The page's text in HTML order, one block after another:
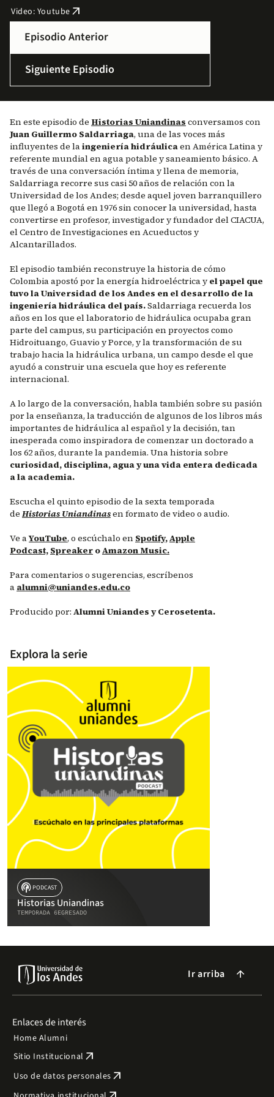
Video: Youtube arrow_outward
Episodio Anterior
Siguiente Episodio
En este episodio de Historias Uniandinas conversamos con
Juan Guillermo Saldarriaga, una de las voces más
influyentes de laingeniería hidráulicaen América Latina y
referente mundial en agua potable y saneamiento básico. A
través de una conversación íntima y llena de memoria,
Saldarriaga recorre sus casi 50 años de relación con la
Universidad de los Andes; desde aquel joven barranquillero
que llegó a Bogotá en 1976 sin conocer la universidad, hasta
convertirse en profesor, investigador y fundador del CIACUA,
el Centro de Investigaciones en Acueductos y
Alcantarillados.
El episodio también reconstruye la historia de cómo
Colombia apostó por la energía hidroeléctrica y el papel que
tuvo la Universidad de los Andes en el desarrollo de la
ingeniería hidráulica del país.Saldarriaga recuerda los
años en los que el laboratorio de hidráulica ocupaba gran
parte del campus, su participación en proyectos como
Hidroituango, Guavio y Porce, y la transformación de su
trabajo hacia la hidráulica urbana, un campo desde el que
ayudó a construir una escuela que hoy es referente
internacional.
A lo largo de la conversación, habla también sobre su pasión
por la enseñanza, la traducción de algunos de los libros más
importantes de hidráulica al español y la decisión, tan
inesperada como inspiradora de comenzar un doctorado a
los 62 años, durante la pandemia. Una historia sobre
curiosidad, disciplina, agua y una vida entera dedicada
a la academia.
Escucha el quinto episodio de la sexta temporada
de Historias Uniandinasen formato de video o audio.
Ve aYouTube, o escúchalo en Spotify,Apple
Podcast, Spreaker oAmazon Music.
Para comentarios o sugerencias, escríbenos
a alumni@uniandes.edu.co
Producido por: Alumni Uniandes y Cerosetenta.
Explora la serie
podcasts PODCAST
Historias Uniandinas
TEMPORADA 6EGRESADO
Ir arriba arrow_forward
Enlaces de interés
Home Alumni
Sitio Institucional arrow_outward
Uso de datos personales arrow_outward